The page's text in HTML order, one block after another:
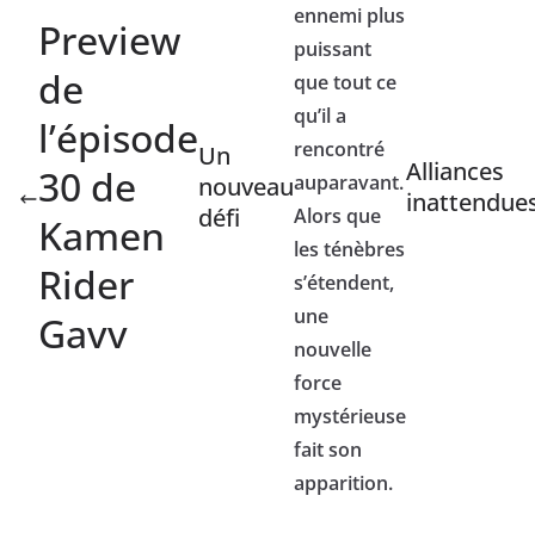
Preview
de
l’épisode
30 de
Kamen
Rider
Gavv
Un
nouveau
défi
ennemi plus
puissant
que tout ce
qu’il a
rencontré
auparavant.
Alors que
les ténèbres
s’étendent,
une
nouvelle
force
mystérieuse
fait son
apparition.
Alliances